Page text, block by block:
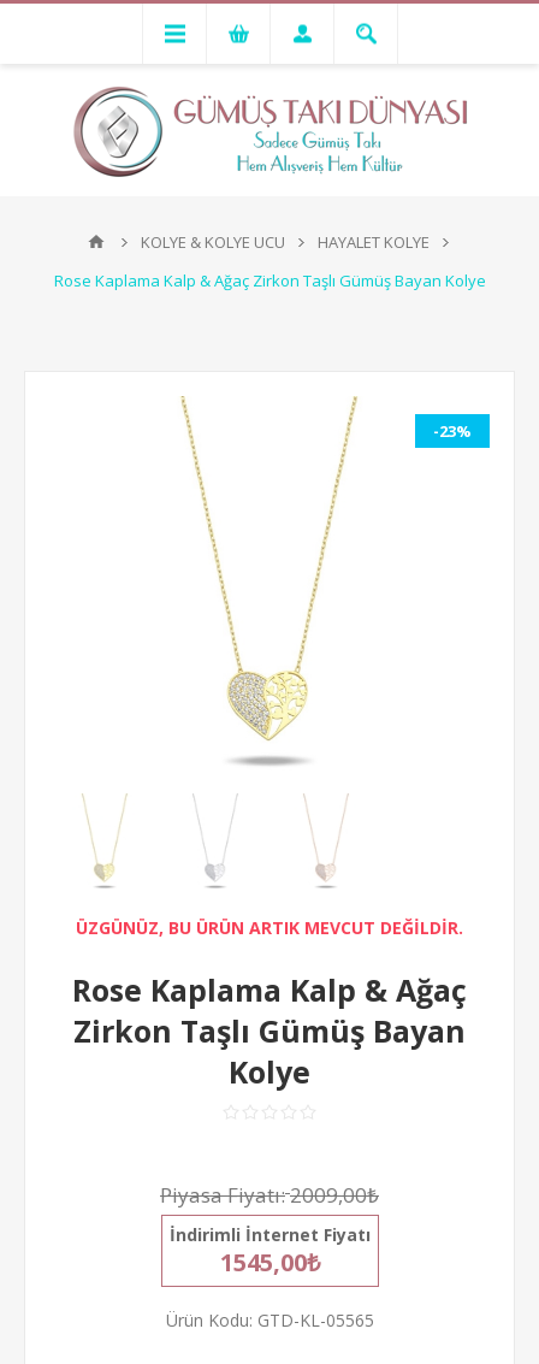
KOLYE & KOLYE UCU
HAYALET KOLYE
Rose Kaplama Kalp & Ağaç Zirkon Taşlı Gümüş Bayan Kolye
-23%
ÜZGÜNÜZ, BU ÜRÜN ARTIK MEVCUT DEĞİLDİR.
Rose Kaplama Kalp & Ağaç
Zirkon Taşlı Gümüş Bayan
Kolye
Piyasa Fiyatı:2009,00₺
İndirimli İnternet Fiyatı
1545,00₺
Ürün Kodu: GTD-KL-05565